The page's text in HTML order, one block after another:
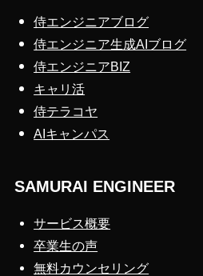
侍エンジニアブログ
侍エンジニア生成AIブログ
侍エンジニアBIZ
キャリ活
侍テラコヤ
AIキャンパス
SAMURAI ENGINEER
サービス概要
卒業生の声
無料カウンセリング